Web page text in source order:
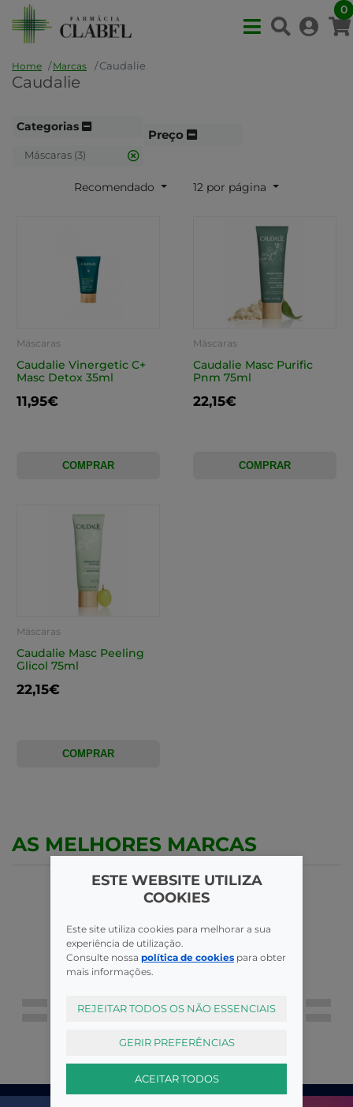
0
Home Marcas Caudalie
Caudalie
Categorias
Máscaras (3)
Preço
Recomendado 12 por página
Máscaras
Caudalie Vinergetic C+
Masc Detox 35ml
11,95€
COMPRAR
Máscaras
Caudalie Masc Purific
Pnm 75ml
22,15€
COMPRAR
Máscaras
Caudalie Masc Peeling
Glicol 75ml
22,15€
COMPRAR
AS MELHORES MARCAS
ESTE WEBSITE UTILIZA
COOKIES
Este site utiliza cookies para melhorar a sua
experiência de utilização.
Consulte nossa política de cookies para obter
mais informações.
REJEITAR TODOS OS NÃO ESSENCIAIS
GERIR PREFERÊNCIAS
ACEITAR TODOS